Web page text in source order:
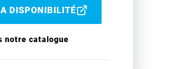
DISPONIBILITÉ
notre catalogue